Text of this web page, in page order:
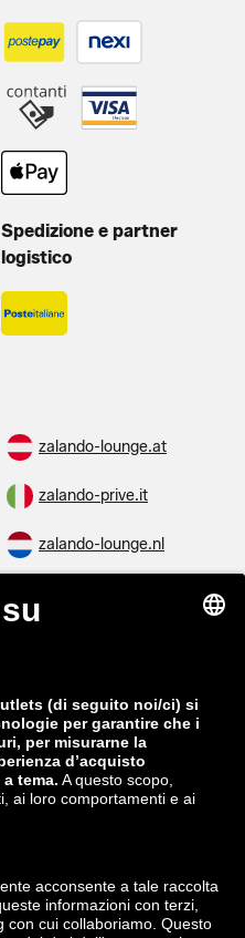
Spedizione e partner
logistico
zalando-lounge.at
zalando-prive.it
zalando-lounge.nl
zalando-lounge.cz
zalando-lounge.sk
zalando-lounge.hu
zalando-lounge.ee